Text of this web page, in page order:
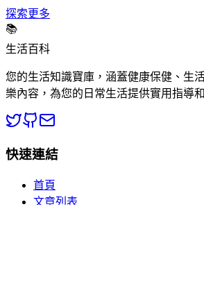
探索更多
📚
生活百科
您的生活知識寶庫，涵蓋健康保健、生
樂內容，為您的日常生活提供實用指導
快速連結
首頁
文章列表